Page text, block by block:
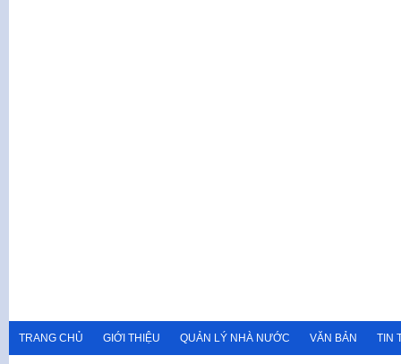
TRANG CHỦ GIỚI THIỆU QUẢN LÝ NHÀ NƯỚC VĂN BẢN TIN